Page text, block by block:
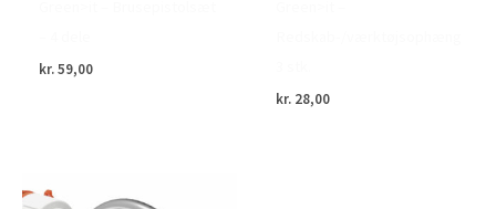
kr.59,00
kr. 28,00